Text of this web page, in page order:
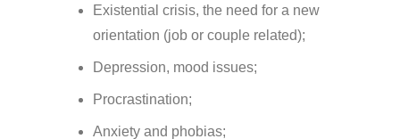
Existential crisis, the need for a new
orientation (job or couple related);
Depression, mood issues;
Procrastination;
Anxiety and phobias;